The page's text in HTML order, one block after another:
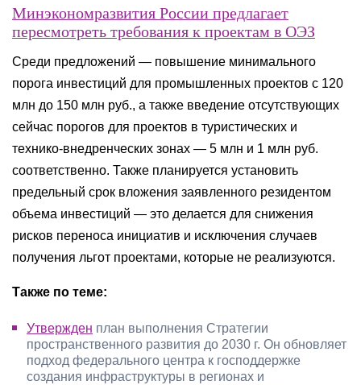
Минэкономразвития России предлагает
пересмотреть требования к проектам в ОЭЗ
Среди предложений — повышение минимального
порога инвестиций для промышленных проектов с 120
млн до 150 млн руб., а также введение отсутствующих
сейчас порогов для проектов в туристических и
технико-внедренческих зонах — 5 млн и 1 млн руб.
соответственно. Также планируется установить
предельный срок вложения заявленного резидентом
объема инвестиций — это делается для снижения
рисков переноса инициатив и исключения случаев
получения льгот проектами, которые не реализуются.
Также по теме:
Утвержден план выполнения Стратегии
пространственного развития до 2030 г. Он обновляет
подход федерального центра к господдержке
создания инфраструктуры в регионах и